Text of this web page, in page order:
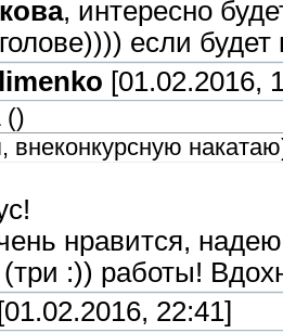
, интересно
если
[01.02.2016,
()
внеконкурсную
нравится,
:)) работы!
22:41]